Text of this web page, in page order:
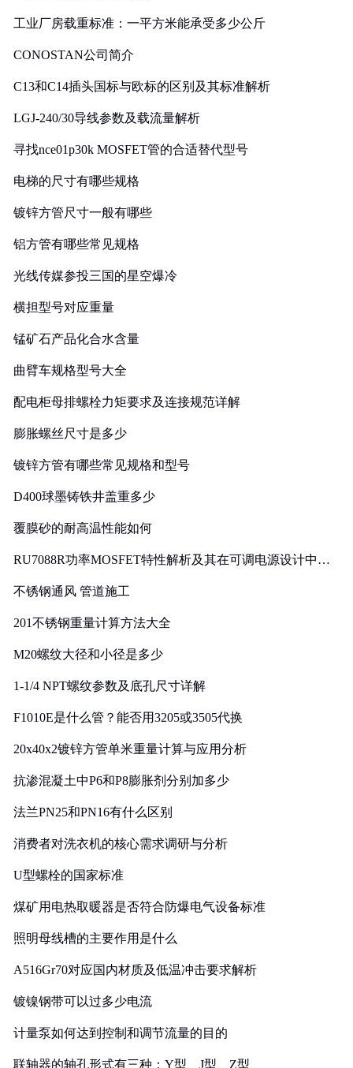
工业厂房载重标准：一平方米能承受多少公斤
CONOSTAN公司简介
C13和C14插头国标与欧标的区别及其标准解析
LGJ-240/30导线参数及载流量解析
寻找nce01p30k MOSFET管的合适替代型号
电梯的尺寸有哪些规格
镀锌方管尺寸一般有哪些
铝方管有哪些常见规格
光线传媒参投三国的星空爆冷
横担型号对应重量
锰矿石产品化合水含量
曲臂车规格型号大全
配电柜母排螺栓力矩要求及连接规范详解
膨胀螺丝尺寸是多少
镀锌方管有哪些常见规格和型号
D400球墨铸铁井盖重多少
覆膜砂的耐高温性能如何
RU7088R功率MOSFET特性解析及其在可调电源设计中的
不锈钢通风 管道施工
201不锈钢重量计算方法大全
M20螺纹大径和小径是多少
1-1/4 NPT螺纹参数及底孔尺寸详解
F1010E是什么管？能否用3205或3505代换
20x40x2镀锌方管单米重量计算与应用分析
抗渗混凝土中P6和P8膨胀剂分别加多少
法兰PN25和PN16有什么区别
消费者对洗衣机的核心需求调研与分析
U型螺栓的国家标准
煤矿用电热取暖器是否符合防爆电气设备标准
照明母线槽的主要作用是什么
A516Gr70对应国内材质及低温冲击要求解析
镀镍钢带可以过多少电流
计量泵如何达到控制和调节流量的目的
联轴器的轴孔形式有三种：Y型、J型、Z型